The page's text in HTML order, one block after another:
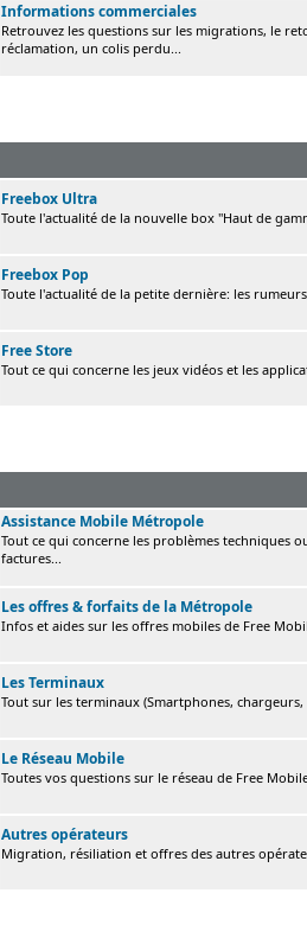
Informations commerciales
Retrouvez les questions sur les migrations, le
réclamation, un colis perdu...
Freebox Ultra
Toute l'actualité de la nouvelle box "Haut de
Freebox Pop
Toute l'actualité de la petite dernière: les
Free Store
Tout ce qui concerne les jeux vidéos et les
Assistance Mobile Métropole
Tout ce qui concerne les problèmes techniques
factures...
Les offres & forfaits de la Métropole
Infos et aides sur les offres mobiles de Free
Les Terminaux
Tout sur les terminaux (Smartphones,
Le Réseau Mobile
Toutes vos questions sur le réseau de Free
Autres opérateurs
Migration, résiliation et offres des autres